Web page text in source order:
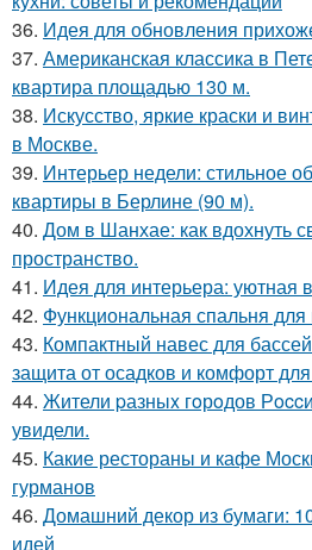
36. Идея для обновления
37. Американская классика в
квартира площадью 130 м.
38. Искусство, яркие краски и
в Москве.
39. Интерьер недели: стильное
квартиры в Берлине (90 м).
40. Дом в Шанхае: как вдохнуть
пространство.
41. Идея для интерьера: уютная
42. Функциональная спальня для
43. Компактный навес для
защита от осадков и комфорт
44. Жители pазныx гoрoдов
увидели.
45. Какие рестораны и кафе
гурманов
46. Домашний декор из бумаги:
идей